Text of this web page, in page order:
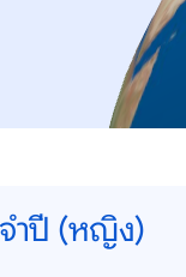
ำปี (หญิง)